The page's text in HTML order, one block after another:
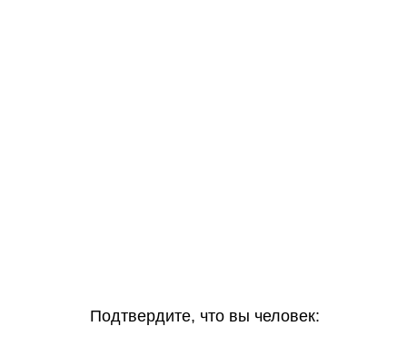
Подтвердите, что вы человек: